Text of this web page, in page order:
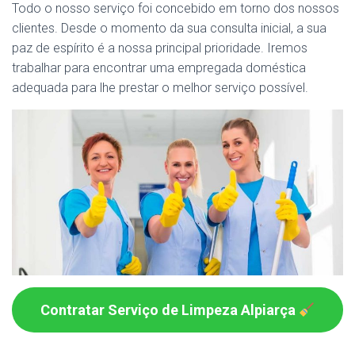
Todo o nosso serviço foi concebido em torno dos nossos
clientes. Desde o momento da sua consulta inicial, a sua
paz de espírito é a nossa principal prioridade. Iremos
trabalhar para encontrar uma empregada doméstica
adequada para lhe prestar o melhor serviço possível.
Contratar Serviço de Limpeza Alpiarça